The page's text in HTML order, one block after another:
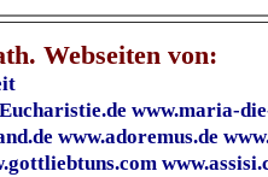
Webseiten von:
www.maria-
www.adoremus.de